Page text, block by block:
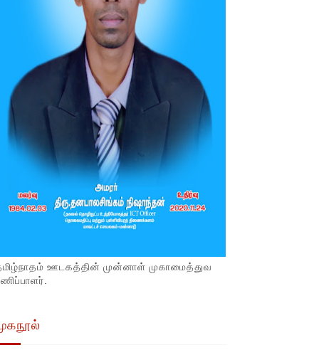
ஊடகத்தின் முன்னாள் முகாமைத்துவ